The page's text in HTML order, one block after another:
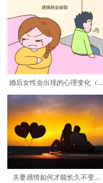
婚后女性会出现的心理变化（出
夫妻感情如何才能长久不变？